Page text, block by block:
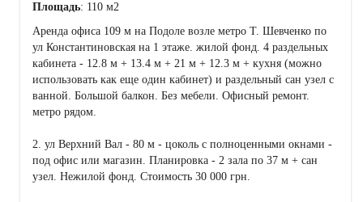
Площадь: 110 м2
Аренда офиса 109 м на Подоле возле метро Т. Шевченко по
ул Константиновская на 1 этаже. жилой фонд. 4 раздельных
кабинета - 12.8 м + 13.4 м + 21 м + 12.3 м + кухня (можно
использовать как еще один кабинет) и раздельный сан узел с
ванной. Большой балкон. Без мебели. Офисный ремонт.
метро рядом.
2. ул Верхний Вал - 80 м - цоколь с полноценными окнами -
под офис или магазин. Планировка - 2 зала по 37 м + сан
узел. Нежилой фонд. Стоимость 30 000 грн.